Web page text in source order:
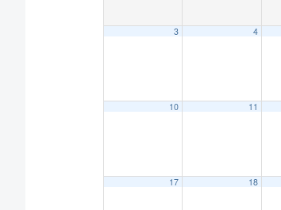
3 4
10 11
17 18